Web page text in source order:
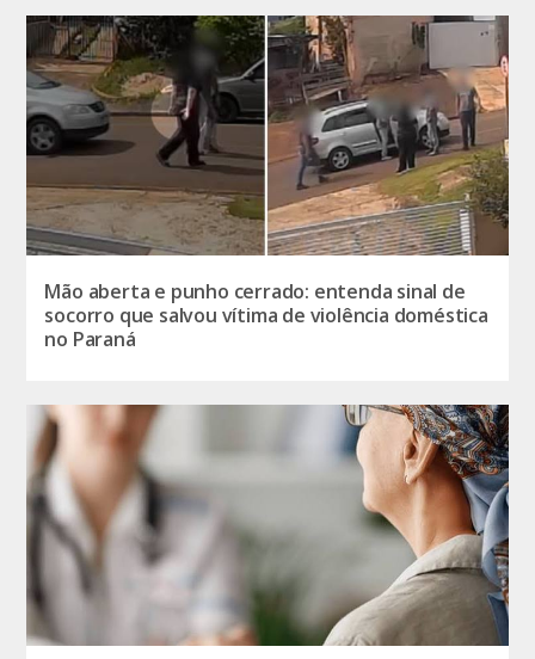
Mão aberta e punho cerrado: entenda sinal de
socorro que salvou vítima de violência doméstica
no Paraná